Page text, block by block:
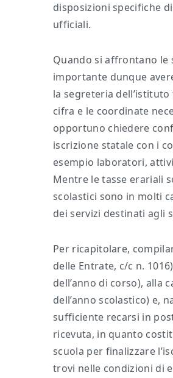
disposizioni specifiche
ufficiali.
Quando si affrontano le
importante dunque
la segreteria
cifra e le coordinate
opportuno chiedere
iscrizione statale con i
esempio laboratori,
Mentre le tasse erariali
scolastici sono in molti
dei servizi destinati agli
Per ricapitolare,
delle Entrate, c/c n.
dell’anno di corso), alla
dell’anno scolastico) e,
sufficiente recarsi in
ricevuta, in quanto
scuola per finalizzare
trovi nelle condizioni di